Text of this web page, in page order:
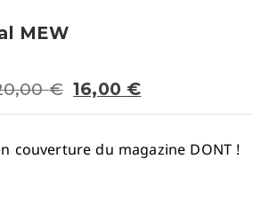
MEW
€ 16,00 €
couverture du magazine DONT !